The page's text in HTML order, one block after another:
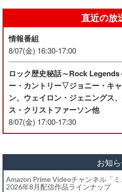
直近の放
情報番組
8/07(金) 16:30-17:00
ロック歴史秘話～Rock
ー・カントリー▽ジョニー・キ
ン、ウェイロン・ジェニングス
ス・クリストファーソン他
8/07(金) 17:00-17:30
お知
Amazon Prime Videoチャンネル「ミ
2026年8月配信作品ラインナップ